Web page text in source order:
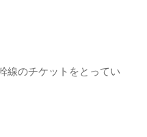
線のチケットをとってい